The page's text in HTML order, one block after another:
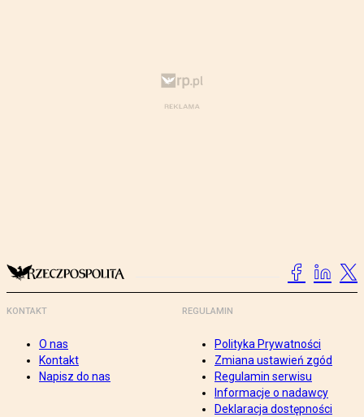
KONTAKT
O nas
Kontakt
Napisz do nas
REGULAMIN
Polityka Prywatności
Zmiana ustawień zgód
Regulamin serwisu
Informacje o nadawcy
Deklaracja dostępności